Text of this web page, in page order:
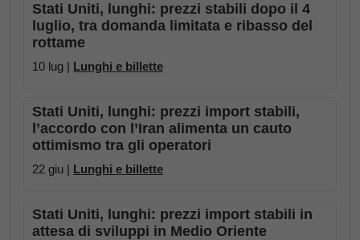
Stati Uniti, lunghi: prezzi stabili dopo il 4
luglio, tra domanda limitata e ribasso del
rottame
10 lug | Lunghi e billette
Stati Uniti, lunghi: prezzi import stabili,
l’accordo con l’Iran alimenta un cauto
ottimismo tra gli operatori
22 giu | Lunghi e billette
Stati Uniti, lunghi: prezzi import stabili in
attesa di sviluppi in Medio Oriente